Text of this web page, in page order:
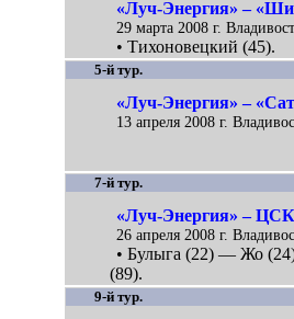
«Луч-Энергия» –
29 марта 2008 г.
• Тихоновецкий (45).
5-й тур.
«Луч-Энергия» –
13 апреля 2008 г.
7-й тур.
«Луч-Энергия» –
26 апреля 2008 г.
• Булыга (22) — Жо
(89).
9-й тур.